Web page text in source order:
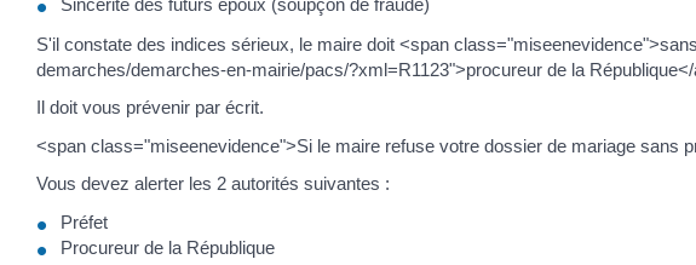
Sincérité des futurs époux (soupçon de fraude)
S'il constate des indices sérieux, le maire doit <span
demarches/demarches-en-mairie/pacs/?xml=R1123">procureur de la
Il doit vous prévenir par écrit.
<span class="miseenevidence">Si le maire refuse votre dossier de mariage sans
Vous devez alerter les 2 autorités suivantes :
Préfet
Procureur de la République